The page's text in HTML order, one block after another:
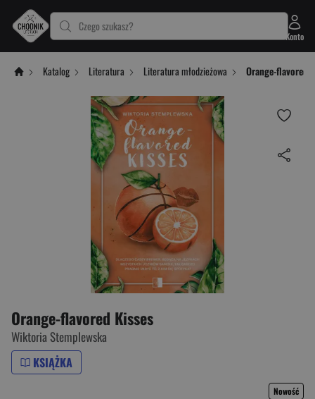
Czego szukasz?
Konto
Katalog Literatura Literatura młodzieżowa Orange-flavored
Orange-flavored Kisses
Wiktoria Stemplewska
KSIĄŻKA
Nowość